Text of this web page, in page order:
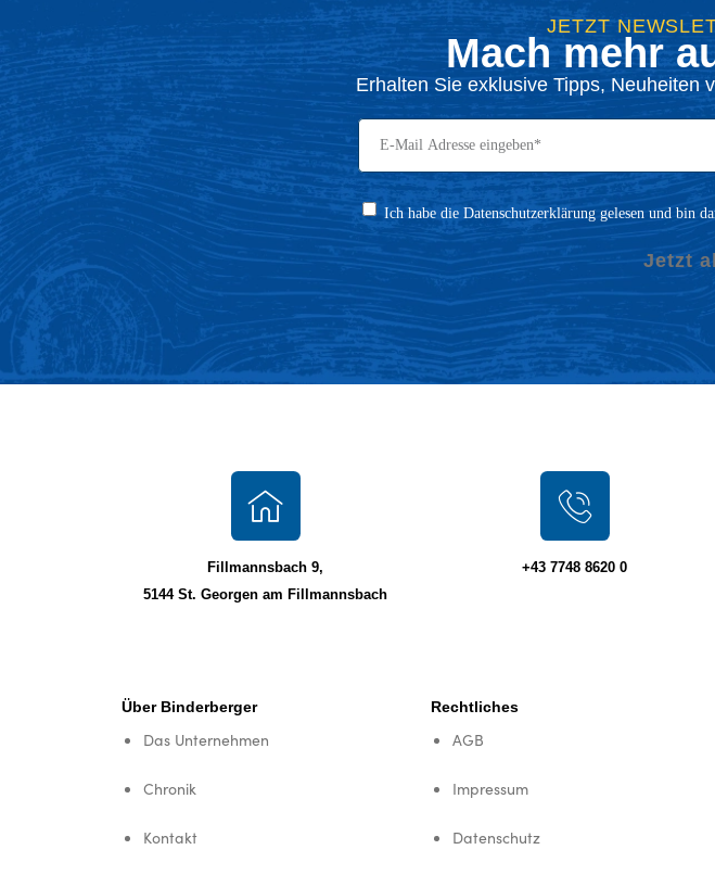
JETZT
Mach mehr
Erhalten Sie exklusive Tipps, Neuheiten
Ich habe die Datenschutzerklärung gelesen und bin
Jetzt
Fillmannsbach 9,
5144 St. Georgen am Fillmannsbach
+43 7748 8620 0
Über Binderberger
Das Unternehmen
Chronik
Kontakt
Rechtliches
AGB
Impressum
Datenschutz